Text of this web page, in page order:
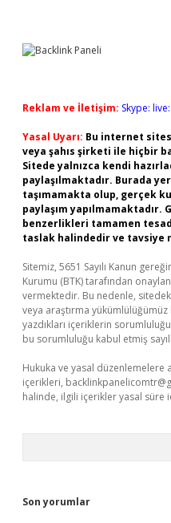
Reklam ve İletişim: Skype:
Yasal Uyarı: Bu internet
veya şahıs şirketi ile hiçbir
Sitede yalnızca kendi
paylaşılmaktadır. Burada
taşımamakta olup, gerçek
paylaşım
benzerlikleri tamamen
taslak halindedir ve tavsiye
Sitemiz, 5651 Sayılı Kanun
Kurumu (BTK) tarafından
vermektedir. Bu nedenle,
veya araştırma
yazdıkları içeriklerin
bu sorumluluğu kabul etmiş
Hukuka ve yasal düzenlemelere
içerikleri,
halinde, ilgili içerikler yasal süre
Son yorumlar